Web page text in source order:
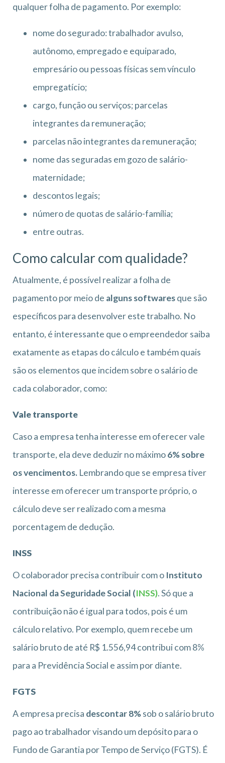
qualquer folha de pagamento. Por exemplo:
nome do segurado: trabalhador avulso,
autônomo, empregado e equiparado,
empresário ou pessoas físicas sem vínculo
empregatício;
cargo, função ou serviços; parcelas
integrantes da remuneração;
parcelas não integrantes da remuneração;
nome das seguradas em gozo de salário-
maternidade;
descontos legais;
número de quotas de salário-família;
entre outras.
Como calcular com qualidade?
Atualmente, é possível realizar a folha de
pagamento por meio de alguns softwaresque são
específicos para desenvolver este trabalho. No
entanto, é interessante que o empreendedor saiba
exatamente as etapas do cálculo e também quais
são os elementos que incidem sobre o salário de
cada colaborador, como:
Vale transporte
Caso a empresa tenha interesse em oferecer vale
transporte, ela deve deduzir no máximo6% sobre
os vencimentos. Lembrando que se empresa tiver
interesse em oferecer um transporte próprio, o
cálculo deve ser realizado com a mesma
porcentagem de dedução.
INSS
O colaborador precisa contribuir com o Instituto
Nacional da Seguridade Social (INSS). Só que a
contribuição não é igual para todos, pois é um
cálculo relativo. Por exemplo, quem recebe um
salário bruto de até R$ 1.556,94 contribui com 8%
para a Previdência Social e assim por diante.
FGTS
A empresa precisa descontar 8%sob o salário bruto
pago ao trabalhador visando um depósito para o
Fundo de Garantia por Tempo de Serviço (FGTS). É